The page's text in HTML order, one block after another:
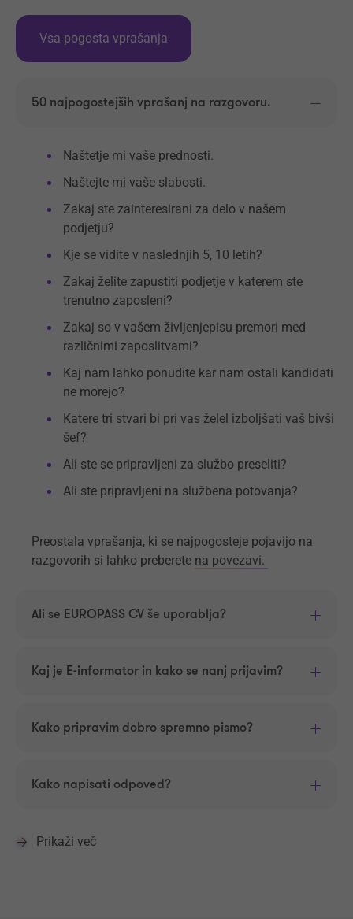
Vsa pogosta vprašanja
50 najpogostejših vprašanj na razgovoru.
Naštetje mi vaše prednosti.
Naštejte mi vaše slabosti.
Zakaj ste zainteresirani za delo v našem
podjetju?
Kje se vidite v naslednjih 5, 10 letih?
Zakaj želite zapustiti podjetje v katerem ste
trenutno zaposleni?
Zakaj so v vašem življenjepisu premori med
različnimi zaposlitvami?
Kaj nam lahko ponudite kar nam ostali kandidati
ne morejo?
Katere tri stvari bi pri vas želel izboljšati vaš bivši
šef?
Ali ste se pripravljeni za službo preseliti?
Ali ste pripravljeni na službena potovanja?
Preostala vprašanja, ki se najpogosteje pojavijo na
razgovorih si lahko preberete na povezavi.
Ali se EUROPASS CV še uporablja?
Kaj je E-informator in kako se nanj prijavim?
Kako pripravim dobro spremno pismo?
Kako napisati odpoved?
Prikaži več